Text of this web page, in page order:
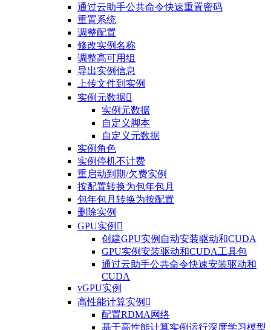
通过云助手公共命令快速重置密码
重置系统
调整配置
修改实例名称
调整高可用组
导出实例信息
上传文件到实例
实例元数据
实例元数据
自定义脚本
自定义元数据
实例角色
实例停机不计费
重启动到期/欠费实例
按配置转换为包年包月
包年包月转换为按配置
删除实例
GPU实例 
创建GPU实例自动安装驱动和CUDA
GPU实例安装驱动和CUDA工具包
通过云助手公共命令快速安装驱动和
CUDA
vGPU实例
高性能计算实例 
配置RDMA网络
基于高性能计算实例运行深度学习模型